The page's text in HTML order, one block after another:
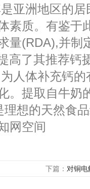
亚洲地区的
素质。有鉴于
量(RDA),并制
高了其推荐钙
人体补充钙
。提取自牛奶
想的天然食
网空间
下篇： 对铜